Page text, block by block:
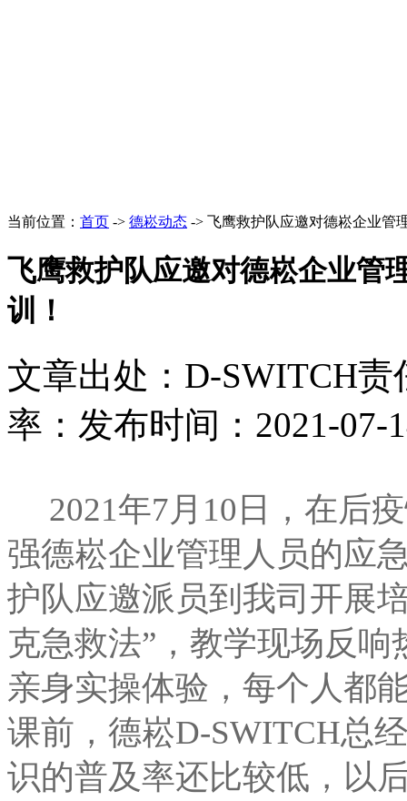
当前位置： 首页 -> 德崧动态 -> 飞鹰救护队应邀对德崧企业管
飞鹰救护队应邀对德崧企业管
训！
文章出处：D-SWITCH责
率： 发布时间：2021-07-
2021年7月10日，在后
强德崧企业管理人员的应
护队应邀派员到我司开展
克急救法”，教学现场反
亲身实操体验，每个人都
课前，德崧D-SWITCH总
识的普及率还比较低，以